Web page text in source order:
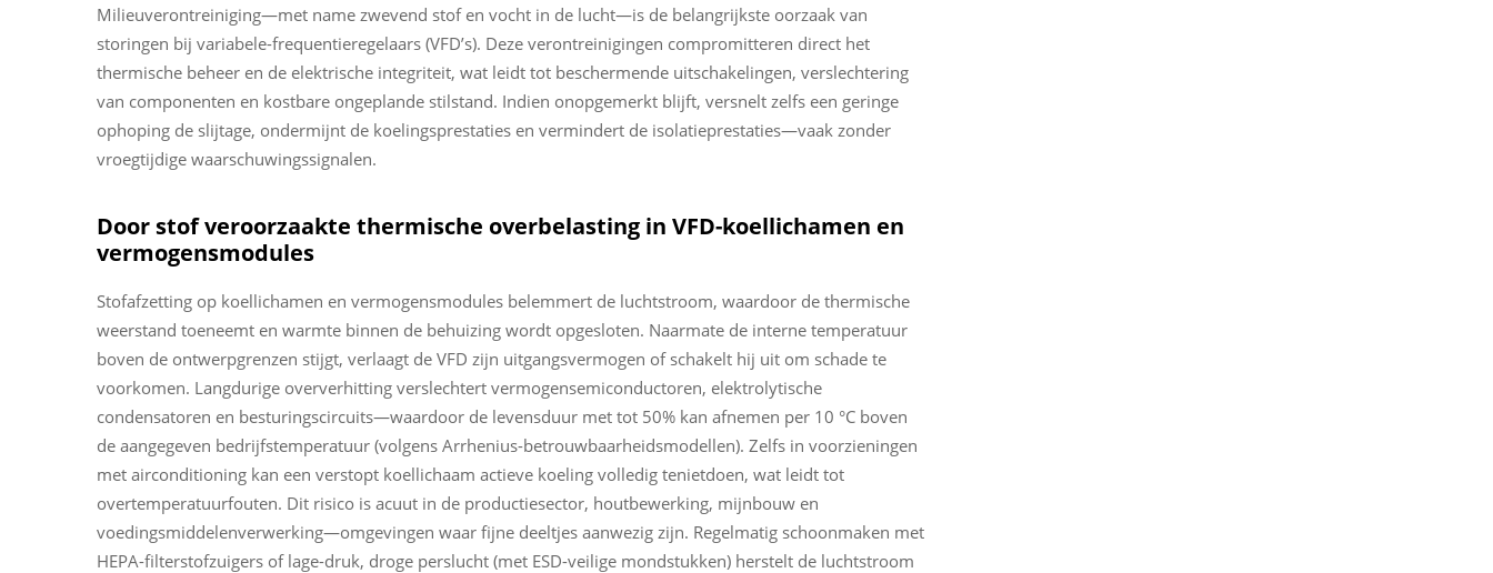
Milieuverontreiniging—met name zwevend stof en vocht in de lucht—is de belangrijkste oorzaak van
storingen bij variabele-frequentieregelaars (VFD’s). Deze verontreinigingen compromitteren direct het
thermische beheer en de elektrische integriteit, wat leidt tot beschermende uitschakelingen, verslechtering
van componenten en kostbare ongeplande stilstand. Indien onopgemerkt blijft, versnelt zelfs een geringe
ophoping de slijtage, ondermijnt de koelingsprestaties en vermindert de isolatieprestaties—vaak zonder
vroegtijdige waarschuwingssignalen.
Door stof veroorzaakte thermische overbelasting in VFD-koellichamen en
vermogensmodules
Stofafzetting op koellichamen en vermogensmodules belemmert de luchtstroom, waardoor de thermische
weerstand toeneemt en warmte binnen de behuizing wordt opgesloten. Naarmate de interne temperatuur
boven de ontwerpgrenzen stijgt, verlaagt de VFD zijn uitgangsvermogen of schakelt hij uit om schade te
voorkomen. Langdurige oververhitting verslechtert vermogensemiconductoren, elektrolytische
condensatoren en besturingscircuits—waardoor de levensduur met tot 50% kan afnemen per 10 °C boven
de aangegeven bedrijfstemperatuur (volgens Arrhenius-betrouwbaarheidsmodellen). Zelfs in voorzieningen
met airconditioning kan een verstopt koellichaam actieve koeling volledig tenietdoen, wat leidt tot
overtemperatuurfouten. Dit risico is acuut in de productiesector, houtbewerking, mijnbouw en
voedingsmiddelenverwerking—omgevingen waar fijne deeltjes aanwezig zijn. Regelmatig schoonmaken met
HEPA-filterstofzuigers of lage-druk, droge perslucht (met ESD-veilige mondstukken) herstelt de luchtstroom